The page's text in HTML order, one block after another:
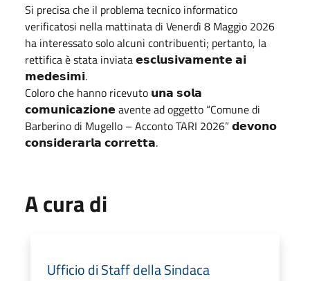
Si precisa che il problema tecnico informatico
verificatosi nella mattinata di Venerdì 8 Maggio 2026
ha interessato solo alcuni contribuenti; pertanto, la
rettifica è stata inviata 𝗲𝘀𝗰𝗹𝘂𝘀𝗶𝘃𝗮𝗺𝗲𝗻𝘁𝗲 𝗮𝗶
𝗺𝗲𝗱𝗲𝘀𝗶𝗺𝗶.
Coloro che hanno ricevuto 𝘂𝗻𝗮 𝘀𝗼𝗹𝗮
𝗰𝗼𝗺𝘂𝗻𝗶𝗰𝗮𝘇𝗶𝗼𝗻𝗲 avente ad oggetto “Comune di
Barberino di Mugello – Acconto TARI 2026” 𝗱𝗲𝘃𝗼𝗻𝗼
𝗰𝗼𝗻𝘀𝗶𝗱𝗲𝗿𝗮𝗿𝗹𝗮 𝗰𝗼𝗿𝗿𝗲𝘁𝘁𝗮.
A cura di
Ufficio di Staff della Sindaca